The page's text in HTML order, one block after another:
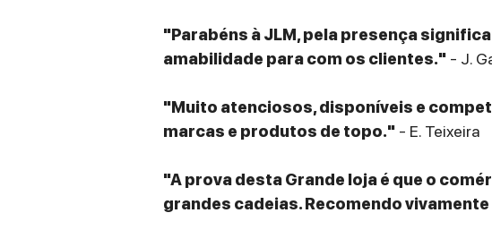
"Parabéns à JLM, pela presença
amabilidade para com os clientes." - J.
"Muito atenciosos, disponíveis e
marcas e produtos de topo." - E. Teixeira
"A prova desta Grande loja é que o
grandes cadeias. Recomendo vivamente